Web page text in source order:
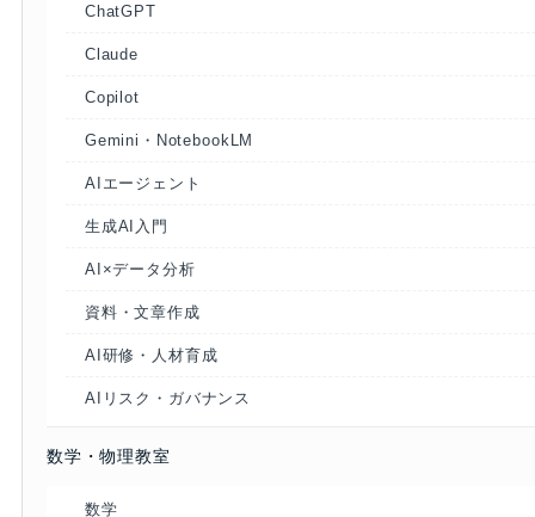
ChatGPT
Claude
Copilot
Gemini・NotebookLM
AIエージェント
生成AI入門
AI×データ分析
資料・文章作成
AI研修・人材育成
AIリスク・ガバナンス
数学・物理教室
数学